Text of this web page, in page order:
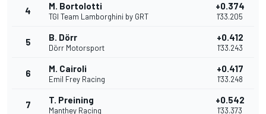
4 M. Bortolotti
TGI Team Lamborghini by GRT
+0.374
1'33.205
5 B. Dörr
Dörr Motorsport
+0.412
1'33.243
6 M. Cairoli
Emil Frey Racing
+0.417
1'33.248
7 T. Preining
Manthey Racing
+0.542
1'33.373